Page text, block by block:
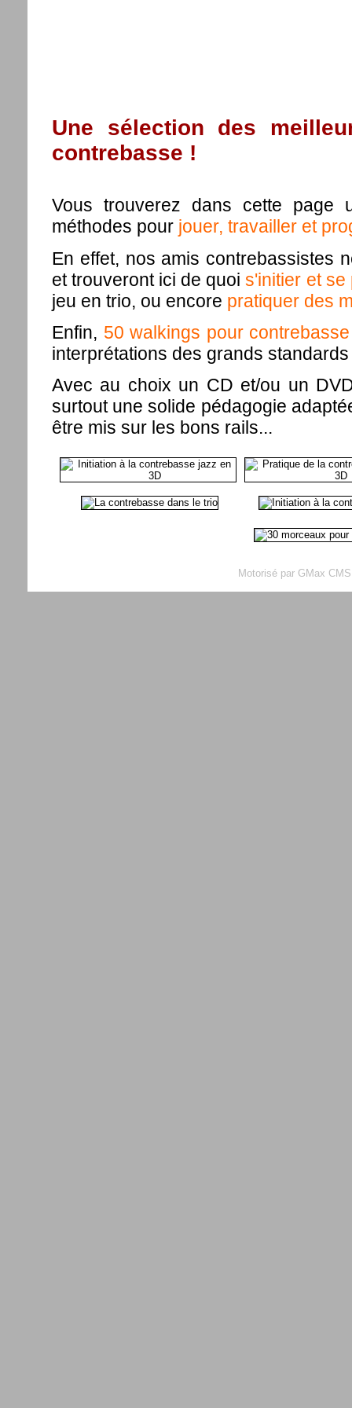
Une sélection des
contrebasse !
Vous trouverez dans cette page
méthodes pour jouer, travailler et
En effet, nos amis contrebassistes
et trouveront ici de quois'initier et
jeu en trio, ou encore pratiquer des
Enfin, 50 walkings pour contrebasse
interprétations des grands
Avec au choix un CD et/ou un
surtout une solide pédagogie
être mis sur les bons rails...
Motorisé par GMax